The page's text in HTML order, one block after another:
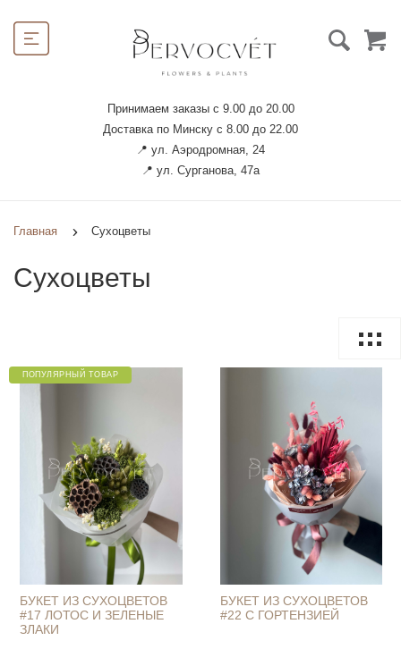
Принимаем заказы с 9.00 до 20.00
Доставка по Минску с 8.00 до 22.00
📍 ул. Аэродромная, 24
📍 ул. Сурганова, 47а
Главная Сухоцветы
Сухоцветы
ПОПУЛЯРНЫЙ ТОВАР
БУКЕТ ИЗ СУХОЦВЕТОВ
#17 ЛОТОС И ЗЕЛЕНЫЕ
ЗЛАКИ
БУКЕТ ИЗ СУХОЦВЕТОВ
#22 С ГОРТЕНЗИЕЙ